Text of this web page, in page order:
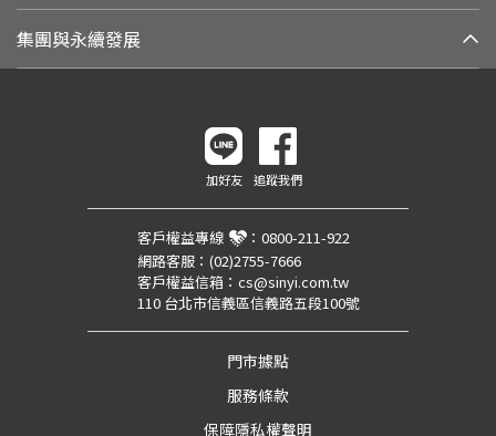
集團與永續發展
加好友 追蹤我們
客戶權益專線 ： 0800-211-922
網路客服： (02)2755-7666
客戶權益信箱： cs@sinyi.com.tw
110 台北市信義區信義路五段100號
門市據點
服務條款
保障隱私權聲明